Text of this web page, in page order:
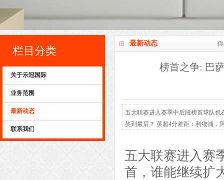
最新动态
榜首之争: 巴
五大联赛进入赛季中后段榜首球队
笑到最后？ 英超4分差距：利物浦，
10号：...
五大联赛进入赛
首，谁能继续扩
栏目分类
关于乐冠国际
业务范围
最新动态
联系我们